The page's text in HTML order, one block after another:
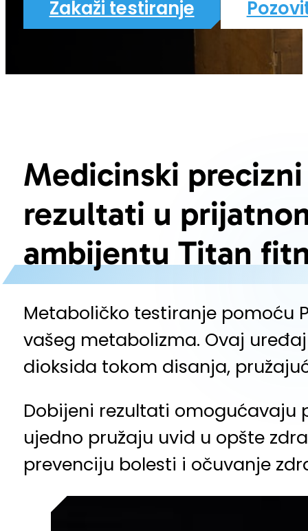
Zakaži testiranje
Medicinski precizni
rezultati u
ambijentu Titan
Metaboličko testiranje pomoću
vašeg metabolizma. Ovaj
dioksida tokom disanja,
Dobijeni rezultati omogućavaju
ujedno pružaju uvid u opšte
prevenciju bolesti i očuvanje